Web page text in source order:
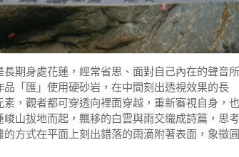
期身處花蓮，經常省思、面對自己內在的聲音所
「匯」使用硬砂岩，在中間刻出透視效果的長
素，觀者都可穿透向裡面穿越，重新審視自身，也
山拔地而起，飄移的白雲與雨交織成詩篇，思考
方式在平面上刻出錯落的雨滴附著表面，象徵圓